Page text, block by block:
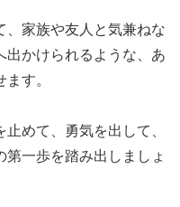
、家族や友人と気兼ねな
出かけられるような、あ
す。
めて、勇気を出して、
一歩を踏み出しましょ